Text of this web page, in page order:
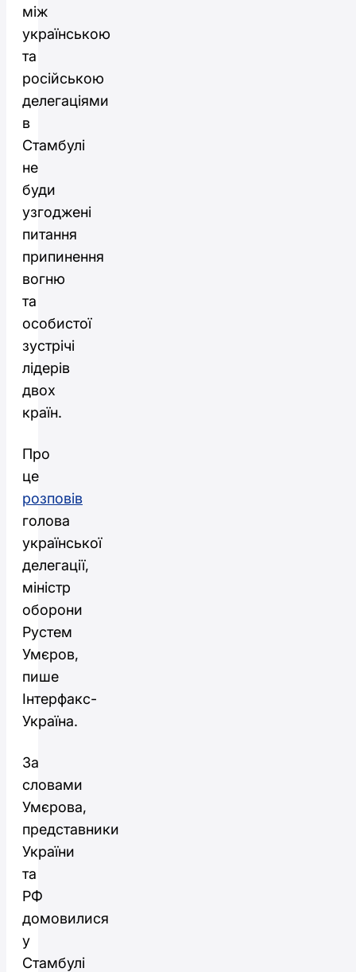
між
українською
та
російською
делегаціями
в
Стамбулі
не
буди
узгоджені
питання
припинення
вогню
та
особистої
зустрічі
лідерів
двох
країн.
Про
це
розповів
голова
української
делегації,
міністр
оборони
Рустем
Умєров,
пише
Інтерфакс-
Україна.
За
словами
Умєрова,
представники
України
та
РФ
домовилися
у
Стамбулі